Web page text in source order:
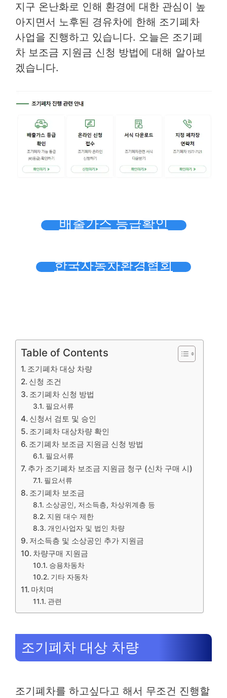
지구 온난화로 인해 환경에 대한 관심이 높
아지면서 노후된 경유차에 한해 조기폐차
사업을 진행하고 있습니다. 오늘은 조기폐
차 보조금 지원금 신청 방법에 대해 알아보
겠습니다.
배출가스 등급확인
한국자동차환경협회
Table of Contents
조기폐차 대상 차량
신청 조건
조기폐차 신청 방법
필요서류
신청서 검토 및 승인
조기폐차 대상차량 확인
조기폐차 보조금 지원금 신청 방법
필요서류
추가 조기폐차 보조금 지원금 청구 (신차 구매 시)
필요서류
조기폐차 보조금
소상공인, 저소득층, 차상위계층 등
지원 대수 제한
개인사업자 및 법인 차량
저소득층 및 소상공인 추가 지원금
차량구매 지원금
승용차동차
기타 자동차
마치며
관련
조기폐차 대상 차량
조기폐차를 하고싶다고 해서 무조건 진행할